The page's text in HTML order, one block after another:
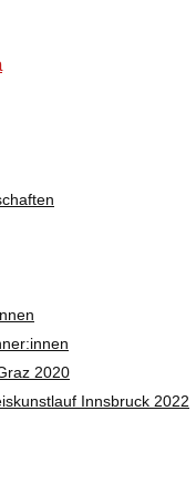
2020
Innsbruck 2022